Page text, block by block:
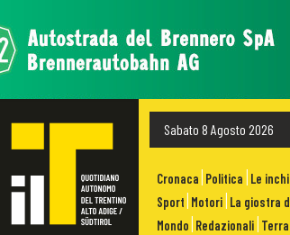
Sabato 8 Agosto 2026
Cronaca Politica Le
Sport Motori La giostra
Mondo Redazionali